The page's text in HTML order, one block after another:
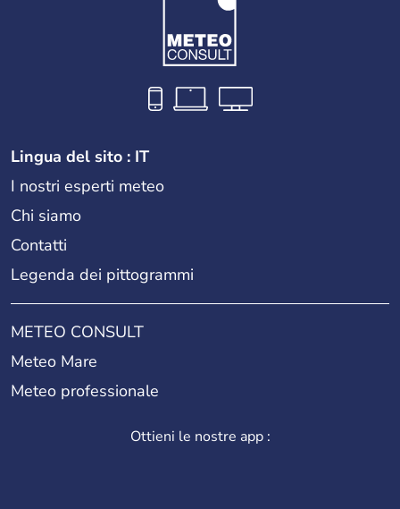
Lingua del sito : IT
I nostri esperti meteo
Chi siamo
Contatti
Legenda dei pittogrammi
METEO CONSULT
Meteo Mare
Meteo professionale
Ottieni le nostre app :